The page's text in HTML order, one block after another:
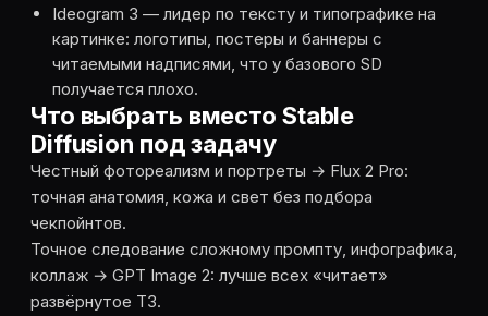
Ideogram 3 — лидер по тексту и типографике на
картинке: логотипы, постеры и баннеры с
читаемыми надписями, что у базового SD
получается плохо.
Что выбрать вместо Stable
Diffusion под задачу
Честный фотореализм и портреты → Flux 2 Pro:
точная анатомия, кожа и свет без подбора
чекпойнтов.
Точное следование сложному промпту, инфографика,
коллаж → GPT Image 2: лучше всех «читает»
развёрнутое ТЗ.